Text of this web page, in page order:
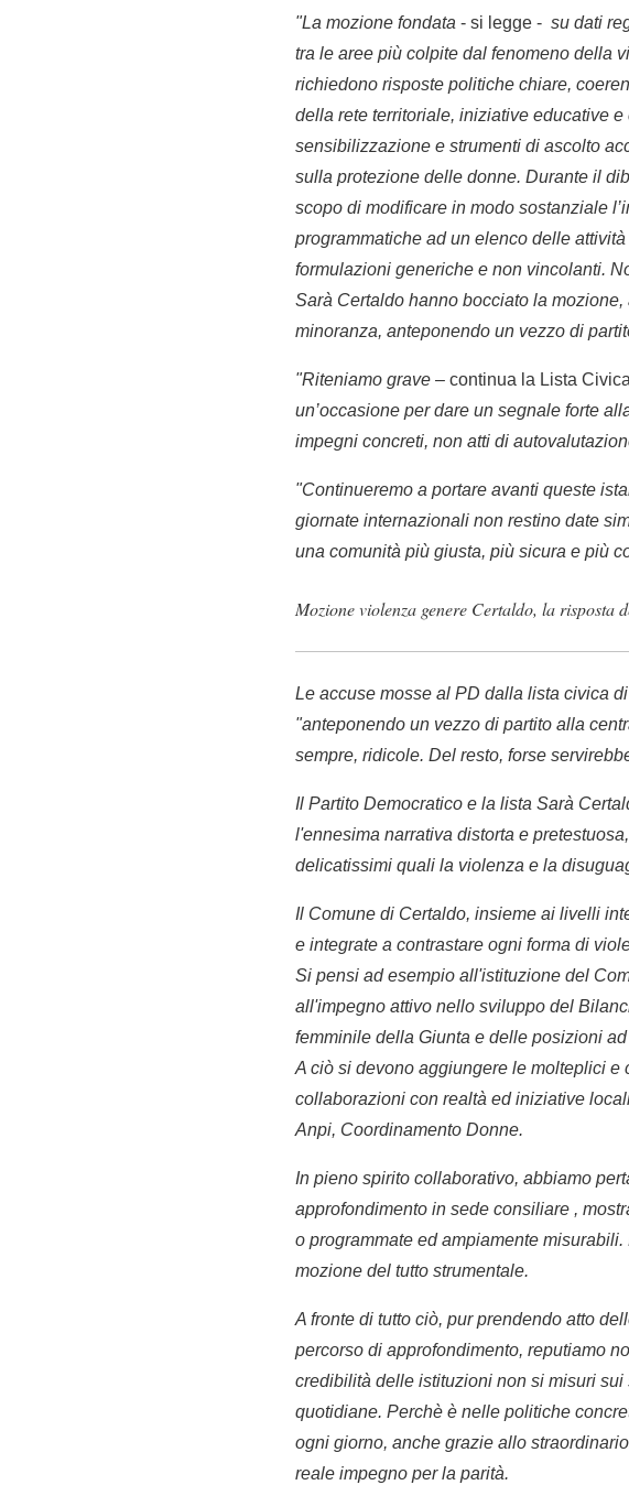
"La mozione fondata - si legge - su dati
tra le aree più colpite dal fenomeno della
richiedono risposte politiche chiare,
della rete territoriale, iniziative educative
sensibilizzazione e strumenti di ascolto
sulla protezione delle donne. Durante il
scopo di modificare in modo sostanziale
programmatiche ad un elenco delle
formulazioni generiche e non vincolanti.
Sarà Certaldo hanno bocciato la
minoranza, anteponendo un vezzo di
"Riteniamo grave – continua la Lista
un’occasione per dare un segnale forte
impegni concreti, non atti di
"Continueremo a portare avanti queste
giornate internazionali non restino date
una comunità più giusta, più sicura e più
Mozione violenza genere Certaldo, la risposta
Le accuse mosse al PD dalla lista civica
"anteponendo un vezzo di partito alla
sempre, ridicole. Del resto, forse
Il Partito Democratico e la lista Sarà
l'ennesima narrativa distorta e
delicatissimi quali la violenza e la
Il Comune di Certaldo, insieme ai livelli
e integrate a contrastare ogni forma di
Si pensi ad esempio all'istituzione del
all'impegno attivo nello sviluppo del
femminile della Giunta e delle posizioni
A ciò si devono aggiungere le molteplici e
collaborazioni con realtà ed iniziative
Anpi, Coordinamento Donne.
In pieno spirito collaborativo, abbiamo
approfondimento in sede consiliare ,
o programmate ed ampiamente
mozione del tutto strumentale.
A fronte di tutto ciò, pur prendendo atto
percorso di approfondimento, reputiamo
credibilità delle istituzioni non si misuri
quotidiane. Perchè è nelle politiche
ogni giorno, anche grazie allo
reale impegno per la parità.